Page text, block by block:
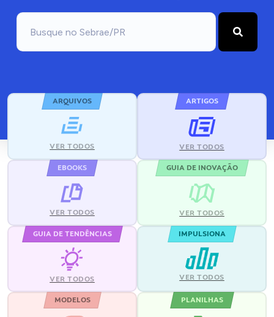
ARQUIVOS
VER TODOS
ARTIGOS
VER TODOS
EBOOKS
VER TODOS
GUIA DE INOVAÇÃO
VER TODOS
GUIA DE TENDÊNCIAS
VER TODOS
IMPULSIONA
VER TODOS
MODELOS PLANILHAS